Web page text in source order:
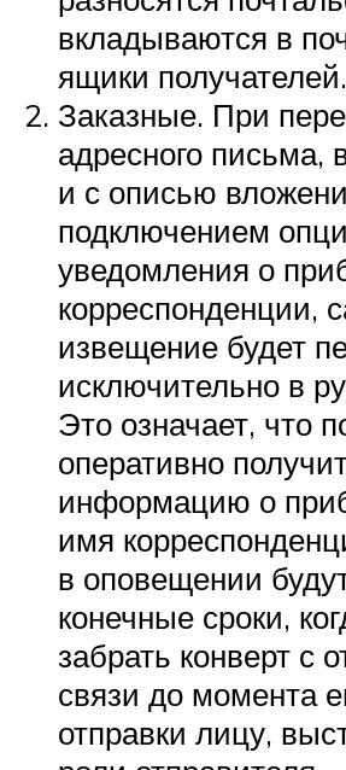
вкладываются в
ящики получателей.
Заказные. При
адресного письма,
и с описью
подключением
уведомления о
корреспонденции,
извещение будет
исключительно в
Это означает, что
оперативно
информацию о
имя
в оповещении
конечные сроки,
забрать конверт с
связи до момента
отправки лицу,